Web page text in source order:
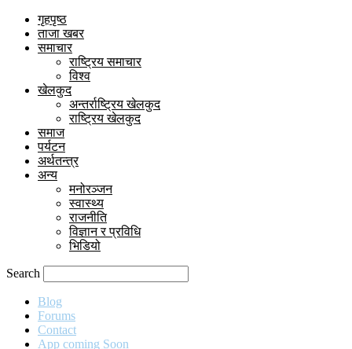
गृहपृष्ठ
ताजा खबर
समाचार
राष्ट्रिय समाचार
विश्व
खेलकुद
अन्तर्राष्ट्रिय खेलकुद
राष्ट्रिय खेलकुद
समाज
पर्यटन
अर्थतन्त्र
अन्य
मनोरञ्जन
स्वास्थ्य
राजनीति
विज्ञान र प्रविधि
भिडियो
Search
Blog
Forums
Contact
App coming Soon